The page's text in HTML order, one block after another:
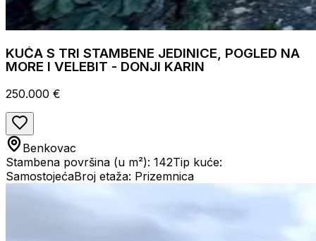
KUĆA S TRI STAMBENE JEDINICE, POGLED NA
MORE I VELEBIT - DONJI KARIN
250.000 €
Benkovac
Stambena površina (u m²): 142Tip kuće:
SamostojećaBroj etaža: Prizemnica